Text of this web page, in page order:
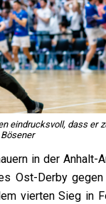
eindrucksvoll, dass er
in der Anhalt-
Ost-Derby
vierten Sieg in